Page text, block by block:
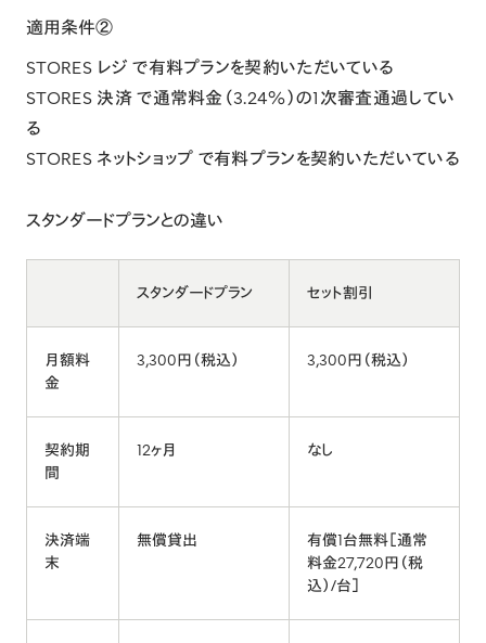
適用条件②
STORES レジ で有料プランを契約いただいている
STORES 決済 で通常料金（3.24%）の1次審査通過してい
る
STORES ネットショップ で有料プランを契約いただいている
スタンダードプランとの違い
スタンダードプラン セット割引
月額料
金
3,300円（税込） 3,300円（税込）
契約期
間
12ヶ月 なし
決済端
末
無償貸出
有償1台無料［通常
料金27,720円（税
込）/台］